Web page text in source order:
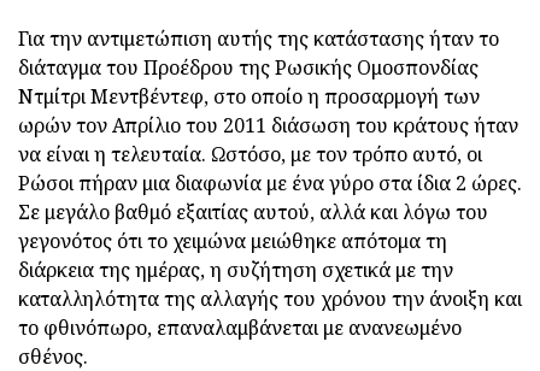
Για την αντιμετώπιση αυτής της κατάστασης ήταν το
διάταγμα του Προέδρου της Ρωσικής Ομοσπονδίας
Ντμίτρι Μεντβέντεφ, στο οποίο η προσαρμογή των
ωρών τον Απρίλιο του 2011 διάσωση του κράτους ήταν
να είναι η τελευταία. Ωστόσο, με τον τρόπο αυτό, οι
Ρώσοι πήραν μια διαφωνία με ένα γύρο στα ίδια 2 ώρες.
Σε μεγάλο βαθμό εξαιτίας αυτού, αλλά και λόγω του
γεγονότος ότι το χειμώνα μειώθηκε απότομα τη
διάρκεια της ημέρας, η συζήτηση σχετικά με την
καταλληλότητα της αλλαγής του χρόνου την άνοιξη και
το φθινόπωρο, επαναλαμβάνεται με ανανεωμένο
σθένος.